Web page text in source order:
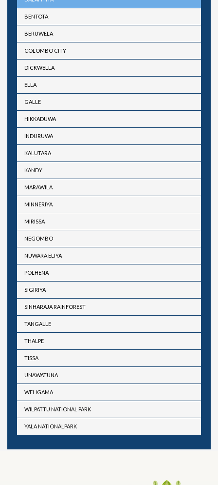
BENTOTA
BERUWELA
COLOMBO CITY
DICKWELLA
ELLA
GALLE
HIKKADUWA
INDURUWA
KALUTARA
KANDY
MARAWILA
MINNERIYA
MIRISSA
NEGOMBO
NUWARA ELIYA
POLHENA
SIGIRIYA
SINHARAJA RAINFOREST
TANGALLE
THALPE
TISSA
UNAWATUNA
WELIGAMA
WILPATTU NATIONAL PARK
YALA NATIONALPARK